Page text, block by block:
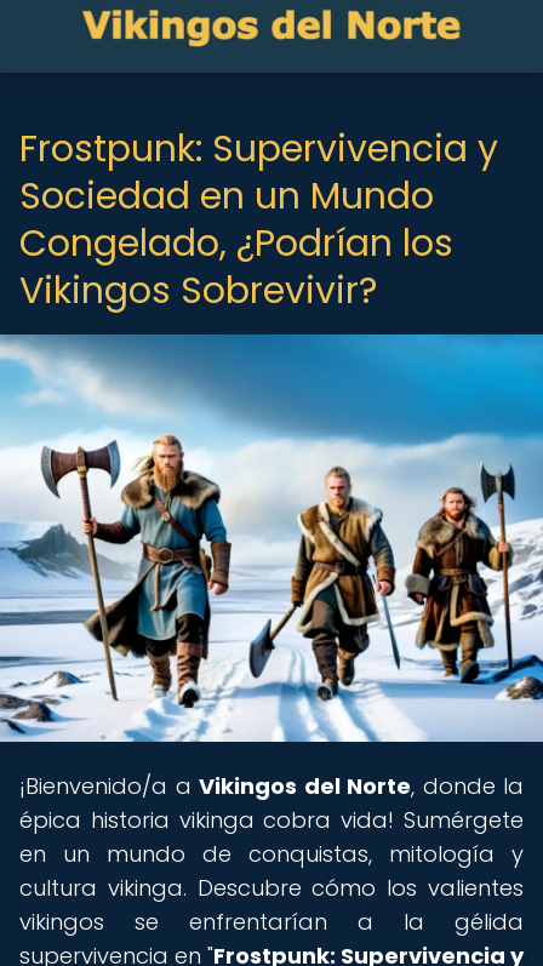
Frostpunk: Supervivencia y
Sociedad en un Mundo
Congelado, ¿Podrían los
Vikingos Sobrevivir?
¡Bienvenido/a a Vikingos del Norte, donde la
épica historia vikinga cobra vida! Sumérgete
en un mundo de conquistas, mitología y
cultura vikinga. Descubre cómo los valientes
vikingos se enfrentarían a la gélida
supervivencia en "Frostpunk: Supervivencia y